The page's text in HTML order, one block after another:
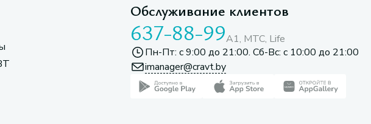
Обслуживание клиентов
637-88-99A1, МТС, Life
Пн-Пт: с 9:00 до 21:00. Сб-Вс: с 10:00 до 21:00
imanager@cravt.by